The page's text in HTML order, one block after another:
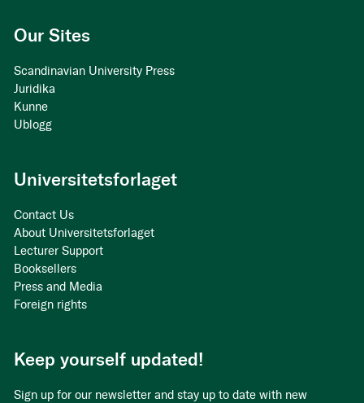
Our Sites
Scandinavian University Press
Juridika
Kunne
Ublogg
Universitetsforlaget
Contact Us
About Universitetsforlaget
Lecturer Support
Booksellers
Press and Media
Foreign rights
Keep yourself updated!
Sign up for our newsletter and stay up to date with new